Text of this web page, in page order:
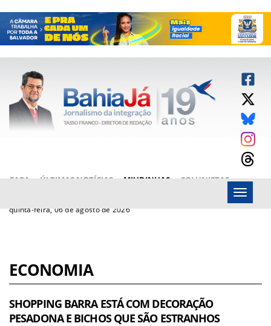
CAPA ÚLTIMAS NOTÍCIAS MIUDINHAS
COLUNISTAS
quinta-feira, 06 de agosto de 2026
Menu
ECONOMIA
SHOPPING BARRA ESTÁ COM DECORAÇÃO
PESADONA E BICHOS QUE SÃO ESTRANHOS